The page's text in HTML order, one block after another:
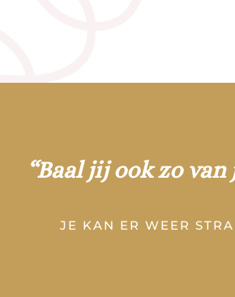
“Baal jij ook zo
JE KAN ER WEER